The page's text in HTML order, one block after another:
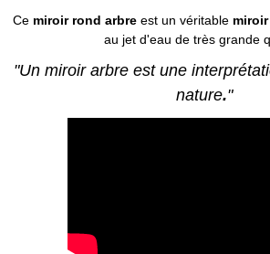
Ce miroir rond arbre est un véritable
au jet d'eau de très grande
"Un miroir arbre est une
nature."